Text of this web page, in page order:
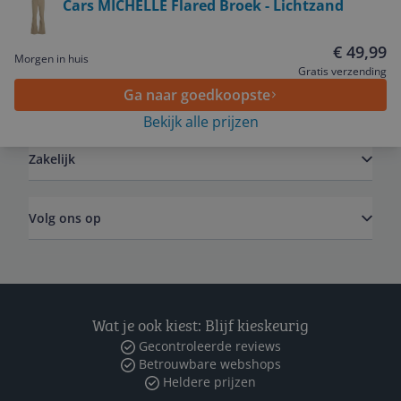
Cars MICHELLE Flared Broek - Lichtzand
Morgen in huis € 49,99
Gratis verzending
Ga naar goedkoopste
Bekijk alle prijzen
Service
Zakelijk
Volg ons op
Wat je ook kiest: Blijf kieskeurig
Gecontroleerde reviews
Betrouwbare webshops
Heldere prijzen